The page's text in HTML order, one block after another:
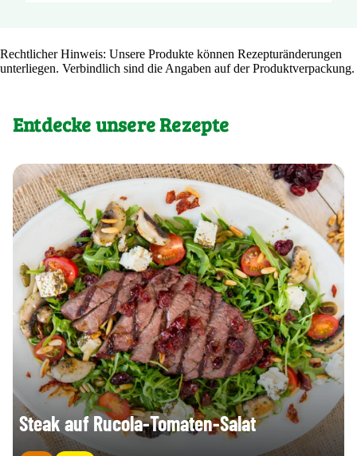
Fett (g)
Kohlenhydrate (g)
2,1 g
- davon Zucker (g)
<0,5 g
Ballaststoffe (g)
1,6 g
Eiweiß (g)
2,6 g
Salz (g)
0,07 g
Rechtlicher Hinweis: Unsere Produkte können Rezepturänderungen
unterliegen. Verbindlich sind die Angaben auf der Produktverpackung.
Entdecke unsere Rezepte
Steak auf Rucola-Tomaten-Salat